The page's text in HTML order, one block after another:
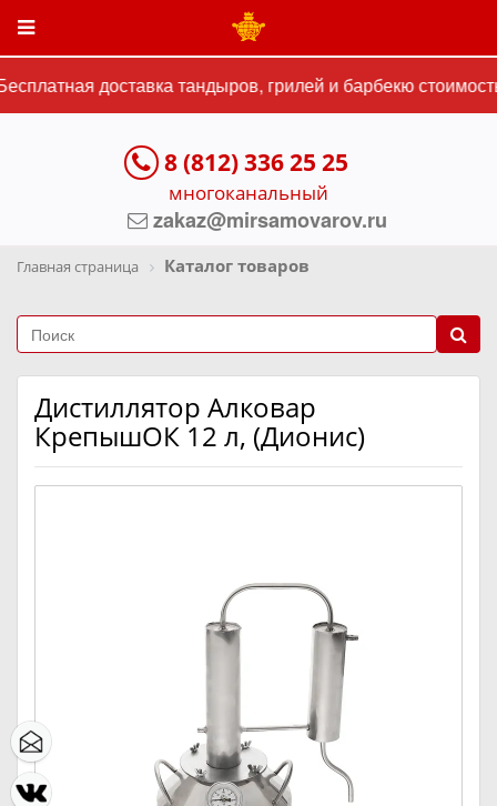
доставка тандыров, грилей и барбекю
8 (812) 336 25 25
многоканальный
zakaz@mirsamovarov.ru
Главная страница Каталог товаров
Дистиллятор Алковар
КрепышОК 12 л, (Дионис)